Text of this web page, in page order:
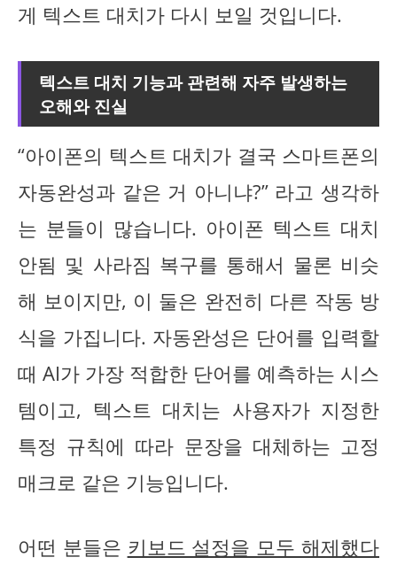
게 텍스트 대치가 다시 보일 것입니다.
텍스트 대치 기능과 관련해 자주 발생하는
오해와 진실
“아이폰의 텍스트 대치가 결국 스마트폰의
자동완성과 같은 거 아니냐?” 라고 생각하
는 분들이 많습니다. 아이폰 텍스트 대치
안됨 및 사라짐 복구를 통해서 물론 비슷
해 보이지만, 이 둘은 완전히 다른 작동 방
식을 가집니다. 자동완성은 단어를 입력할
때 AI가 가장 적합한 단어를 예측하는 시스
템이고, 텍스트 대치는 사용자가 지정한
특정 규칙에 따라 문장을 대체하는 고정
매크로 같은 기능입니다.
어떤 분들은 키보드 설정을 모두 해제했다